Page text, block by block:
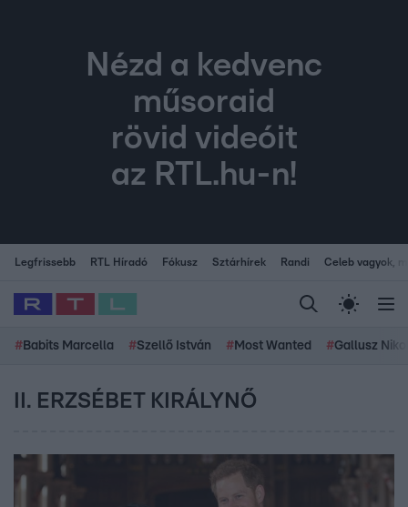
Nézd a kedvenc
műsoraid
rövid videóit
az RTL.hu-n!
Legfrissebb RTL Híradó Fókusz Sztárhírek Randi Celeb vagyok,
# Babits Marcella #Szellő István # Most Wanted #Gallusz
II. ERZSÉBET KIRÁLYNŐ